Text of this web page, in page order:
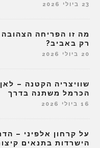
23 ביולי 2026
מה זו הפריחה
רק באביב?
20 ביולי 2026
שוויצריה הקטנה –
הכרמל משתנה בדרך
16 ביולי 2026
על קרחון אלפיני –
הישרדות בתנאים